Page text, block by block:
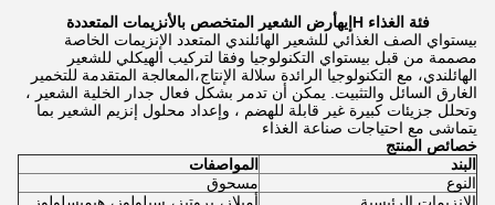
فئة الغذاء H إيهأرض الشعير المتخصص بالأنزيمات المتعددة
بيستواي الصف الغذائي للشعير الهائلندي المتعدد الإنزيمات الخاصة
مصممة من قبل بيستواي التكنولوجيا وفقا لتركيب الهيكلي للشعير
الهائلندي، مع التكنولوجيا الرائدة سلالة الإنتاج،المعالجة المتقدمة للتخمير
الغارق السائل والتثبيت. يمكن أن تدمر بشكل فعال جدار الخلية الشعير ،
وتحلل جزيئات كبيرة غير قابلة للهضم ، وإعداد محلول إنزيم الشعير بما
يتماشى مع احتياجات صناعة الغذاء
خصائص المنتج
البند
المواصفات
النوع
مسحوق